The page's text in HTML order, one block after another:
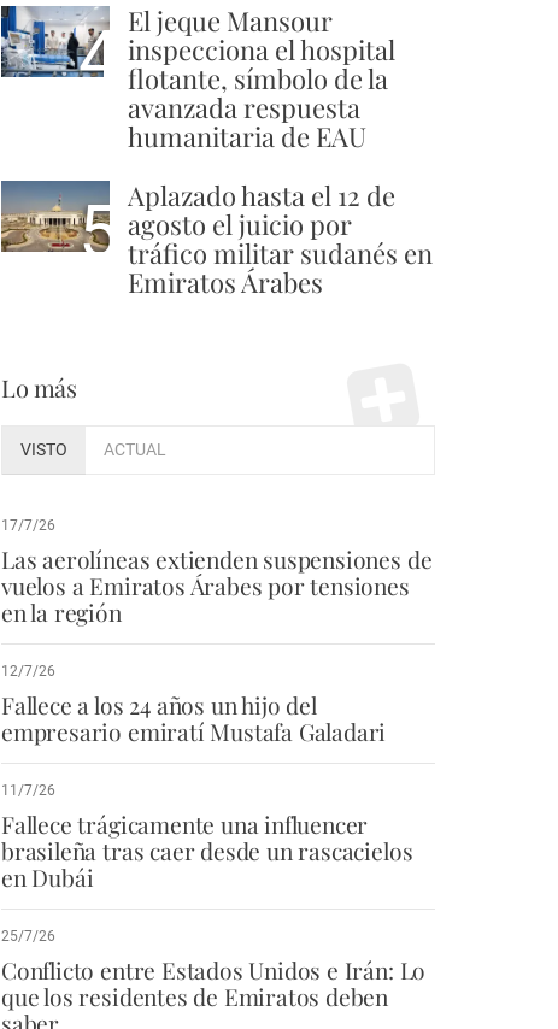
4 El jeque Mansour
inspecciona el hospital
flotante, símbolo de la
avanzada respuesta
humanitaria de EAU
5 Aplazado hasta el 12 de
agosto el juicio por
tráfico militar sudanés en
Emiratos Árabes
Lo más
VISTO ACTUAL
17/7/26
Las aerolíneas extienden suspensiones de
vuelos a Emiratos Árabes por tensiones
en la región
12/7/26
Fallece a los 24 años un hijo del
empresario emiratí Mustafa Galadari
11/7/26
Fallece trágicamente una influencer
brasileña tras caer desde un rascacielos
en Dubái
25/7/26
Conflicto entre Estados Unidos e Irán: Lo
que los residentes de Emiratos deben
saber